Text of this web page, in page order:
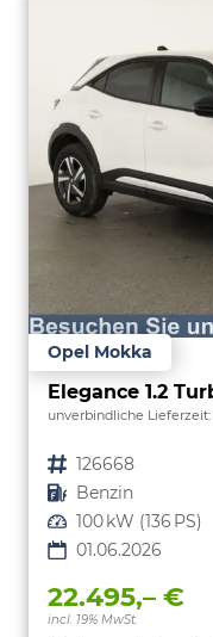
Opel Mokka
unverbindliche Lieferzeit:
Fahrzeugnr. 126668
Kraftstoff Benzin
Leistung 100 kW (136 PS)
01.06.2026
22.495,– €
incl. 19% MwSt.